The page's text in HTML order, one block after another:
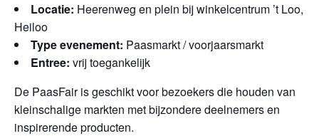
Locatie: Heerenweg en plein bij winkelcentrum ’t Loo,
Heiloo
Type evenement: Paasmarkt / voorjaarsmarkt
Entree: vrij toegankelijk
De PaasFair is geschikt voor bezoekers die houden van
kleinschalige markten met bijzondere deelnemers en
inspirerende producten.